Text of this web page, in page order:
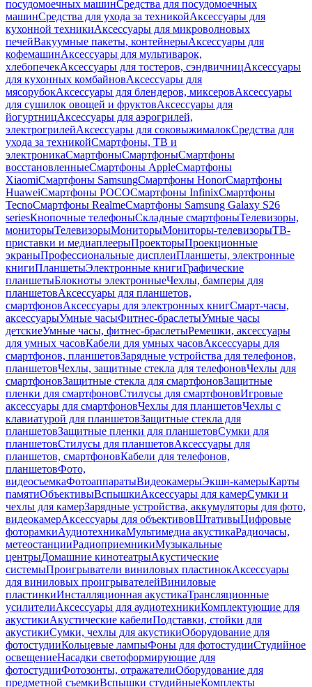
посудомоечных машинСредства для посудомоечных
машинСредства для ухода за техникойАксессуары для
кухонной техникиАксессуары для микроволновых
печейВакуумные пакеты, контейнерыАксессуары для
кофемашинАксессуары для мультиварок,
хлебопечекАксессуары для тостеров, сэндвичницАксессуары
для кухонных комбайновАксессуары для
мясорубокАксессуары для блендеров, миксеровАксессуары
для сушилок овощей и фруктовАксессуары для
йогуртницАксессуары для аэрогрилей,
электрогрилейАксессуары для соковыжималокСредства для
ухода за техникойСмартфоны, ТВ и
электроникаСмартфоныСмартфоныСмартфоны
восстановленныеСмартфоны AppleСмартфоны
XiaomiСмартфоны SamsungСмартфоны HonorСмартфоны
HuaweiСмартфоны POCOСмартфоны InfinixСмартфоны
TecnoСмартфоны RealmeСмартфоны Samsung Galaxy S26
seriesКнопочные телефоныСкладные смартфоныТелевизоры,
мониторыТелевизорыМониторыМониторы-телевизорыТВ-
приставки и медиаплеерыПроекторыПроекционные
экраныПрофессиональные дисплеиПланшеты, электронные
книгиПланшетыЭлектронные книгиГрафические
планшетыБлокноты электронныеЧехлы, бамперы для
планшетовАксессуары для планшетов,
смартфоновАксессуары для электронных книгСмарт-часы,
аксессуарыУмные часыФитнес-браслетыУмные часы
детскиеУмные часы, фитнес-браслетыРемешки, аксессуары
для умных часовКабели для умных часовАксессуары для
смартфонов, планшетовЗарядные устройства для телефонов,
планшетовЧехлы, защитные стекла для телефоновЧехлы для
смартфоновЗащитные стекла для смартфоновЗащитные
пленки для смартфоновСтилусы для смартфоновИгровые
аксессуары для смартфоновЧехлы для планшетовЧехлы с
клавиатурой для планшетовЗащитные стекла для
планшетовЗащитные пленки для планшетовСумки для
планшетовСтилусы для планшетовАксессуары для
планшетов, смартфоновКабели для телефонов,
планшетовФото,
видеосъемкаФотоаппаратыВидеокамерыЭкшн-камерыКарты
памятиОбъективыВспышкиАксессуары для камерСумки и
чехлы для камерЗарядные устройства, аккумуляторы для фото,
видеокамерАксессуары для объективовШтативыЦифровые
фоторамкиАудиотехникаМультимедиа акустикаРадиочасы,
метеостанцииРадиоприемникиМузыкальные
центрыДомашние кинотеатрыАкустические
системыПроигрыватели виниловых пластинокАксессуары
для виниловых проигрывателейВиниловые
пластинкиИнсталляционная акустикаТрансляционные
усилителиАксессуары для аудиотехникиКомплектующие для
акустикиАкустические кабелиПодставки, стойки для
акустикиСумки, чехлы для акустикиОборудование для
фотостудииКольцевые лампыФоны для фотостудииСтудийное
освещениеНасадки светоформирующие для
фотостудииФотозонты, отражателиОборудование для
предметной съемкиВспышки студийныеКомплекты